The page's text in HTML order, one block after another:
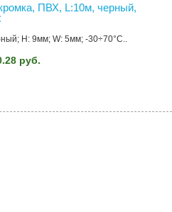
ПВХ, L:10м, черный,
H: 9мм; W: 5мм; -30÷70°C..
руб.